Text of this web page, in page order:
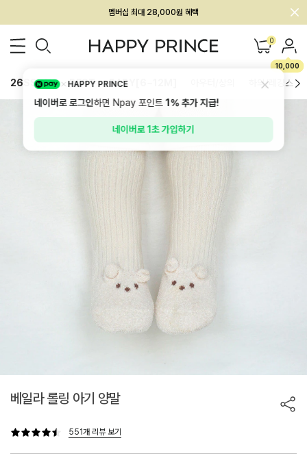
회원전용 아울렛, 가입하면 ~60% 할인!
멤버십 최대 28,000원 혜택 0
10,000
26SS 신상 BEST BABY[6~12M] 하의/레깅스
베일라 롤링 아기 양말
551개 리뷰 보기
HAPPY PRINCE
네이버로 로그인하면 Npay 포인트1%추가 지급!
네이버로 1초 가입하기